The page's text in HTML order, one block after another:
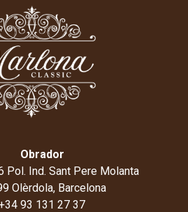
Obrador
Pol. Ind. Sant Pere Molanta
Olèrdola, Barcelona
93 131 27 37